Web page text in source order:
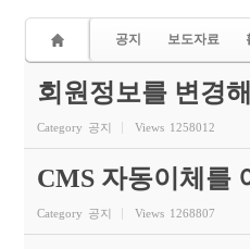
공지 보도자료
회원정보를 변경
Category 공지 Views 1258012
CMS 자동이체를
Category 공지 Views 1268807